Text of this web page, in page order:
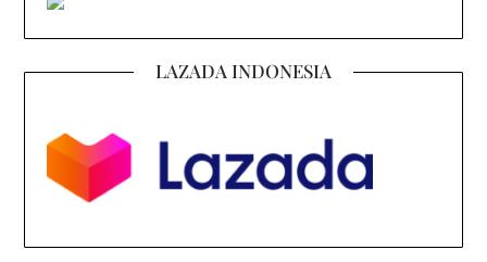
LAZADA INDONESIA